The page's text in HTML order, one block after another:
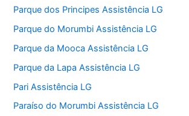
Parque dos Principes Assistência LG
Parque do Morumbi Assistência LG
Parque da Mooca Assistência LG
Parque da Lapa Assistência LG
Pari Assistência LG
Paraíso do Morumbi Assistência LG